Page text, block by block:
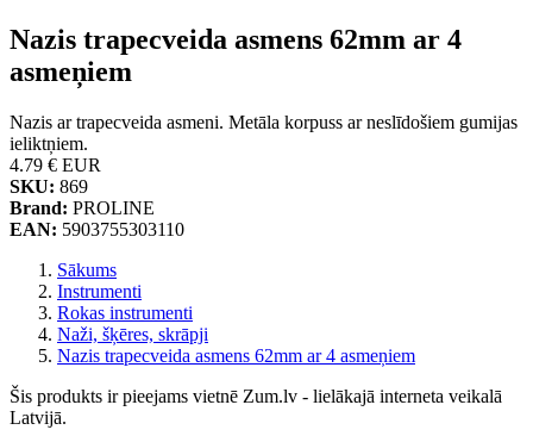
Nazis trapecveida asmens 62mm ar 4
asmeņiem
Nazis ar trapecveida asmeni. Metāla korpuss ar neslīdošiem gumijas
ieliktņiem.
4.79 € EUR
SKU: 869
Brand: PROLINE
EAN: 5903755303110
Sākums
Instrumenti
Rokas instrumenti
Naži, šķēres, skrāpji
Nazis trapecveida asmens 62mm ar 4 asmeņiem
Šis produkts ir pieejams vietnē Zum.lv - lielākajā interneta veikalā
Latvijā.